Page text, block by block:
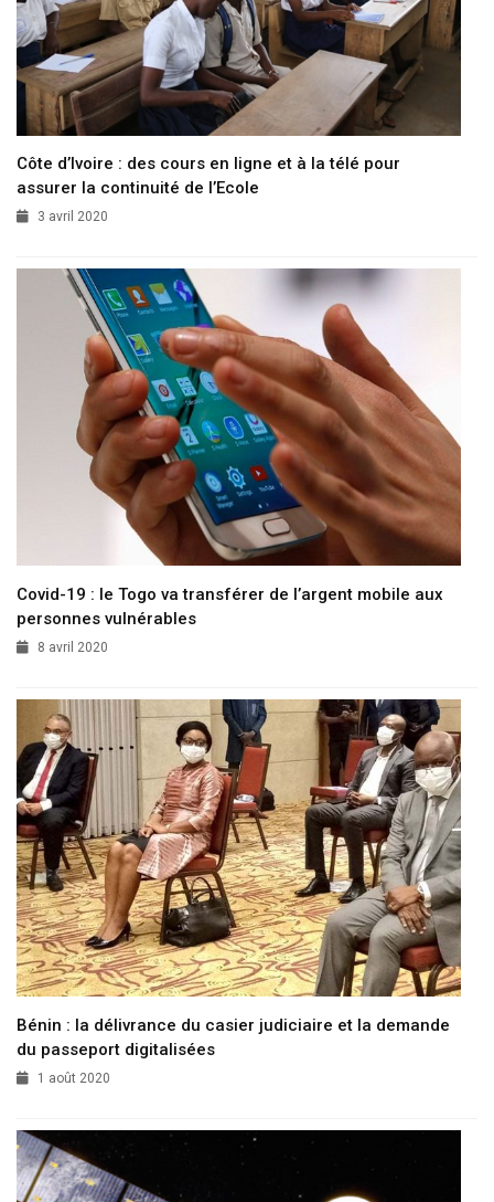
Côte d’Ivoire : des cours en ligne et à la télé pour
assurer la continuité de l’Ecole
3 avril 2020
Covid-19 : le Togo va transférer de l’argent mobile aux
personnes vulnérables
8 avril 2020
Bénin : la délivrance du casier judiciaire et la demande
du passeport digitalisées
1 août 2020